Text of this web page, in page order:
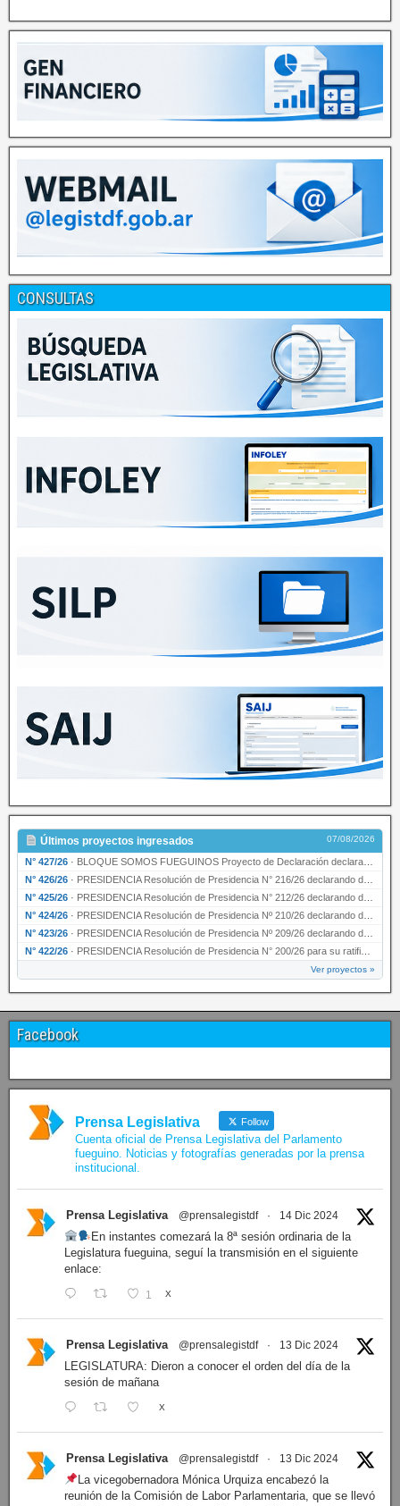
CONSULTAS
Últimos proyectos ingresados 07/08/2026
N° 427/26 · BLOQUE SOMOS FUEGUINOS Proyecto de Declaración declarando de interés provincial PRESIDENCI…
N° 426/26 · PRESIDENCIA Resolución de Presidencia N° 216/26 declarando de interés provincial la labor …
N° 425/26 · PRESIDENCIA Resolución de Presidencia N° 212/26 declarando de interés provincial el “50° A…
N° 424/26 · PRESIDENCIA Resolución de Presidencia Nº 210/26 declarando de interés provincial el proyec…
N° 423/26 · PRESIDENCIA Resolución de Presidencia Nº 209/26 declarando de interés provincial la presen…
N° 422/26 · PRESIDENCIA Resolución de Presidencia N° 200/26 para su ratificación.
Ver proyectos »
Facebook
Prensa Legislativa Follow
Cuenta oficial de Prensa Legislativa del Parlamento
fueguino. Noticias y fotografías generadas por la prensa
institucional.
Prensa Legislativa @prensalegistdf · 14 Dic 2024
En instantes comezará la 8ª sesión ordinaria de la
Legislatura fueguina, seguí la transmisión en el siguiente
enlace:
1 X
Prensa Legislativa @prensalegistdf · 13 Dic 2024
LEGISLATURA: Dieron a conocer el orden del día de la
sesión de mañana
X
Prensa Legislativa @prensalegistdf · 13 Dic 2024
La vicegobernadora Mónica Urquiza encabezó la
reunión de la Comisión de Labor Parlamentaria, que se llevó